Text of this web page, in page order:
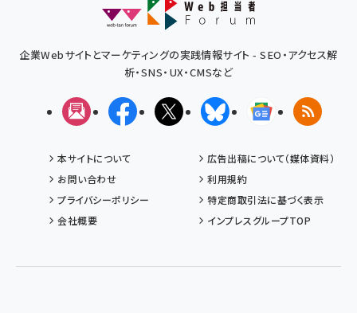
企業Webサイトとマーケティングの実践情報サイト - SEO・アクセス解
析・SNS・UX・CMSなど
メルマガFacebookX(エックス)BlueskyGoogleニュ
RSS
本サイトについて
広告出稿について（媒体資料）
お問い合わせ
利用規約
プライバシーポリシー
特定商取引法に基づく表示
会社概要
インプレスグループTOP